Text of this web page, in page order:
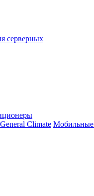
серверных
Climate Мобильные